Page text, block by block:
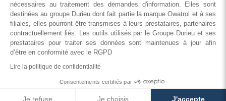
nécessaires au traitement des demandes d'information. Elles sont
destinées au groupe Durieu dont fait partie la marque Owatrol et à ses
filiales, elles pourront être transmises à leurs prestataires, partenaires
contractuellement liés. Les outils utilisés par le Groupe Durieu et ses
prestataires pour traiter ses données sont maintenues à jour afin
d’être en conformité avec le RGPD
Lire la politique de confidentialité
Consentements certifiés par
Je refuse Je choisis J'accepte
© OWATROL - Groupe DURIEU